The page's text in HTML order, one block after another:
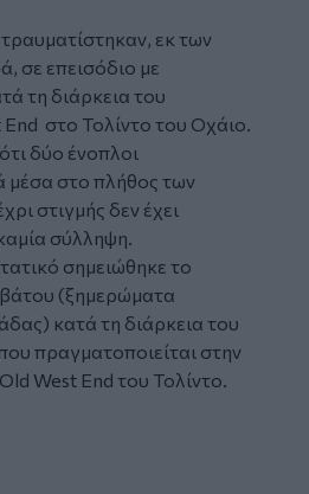
εκ των
σε επεισόδιο με
τη διάρκεια του
στο Τολίντο του Οχάιο.
δύο ένοπλοι
στο πλήθος των
στιγμής δεν έχει
σύλληψη.
σημειώθηκε το
(ξημερώματα
κατά τη διάρκεια του
πραγματοποιείται στην
West End του Τολίντο.